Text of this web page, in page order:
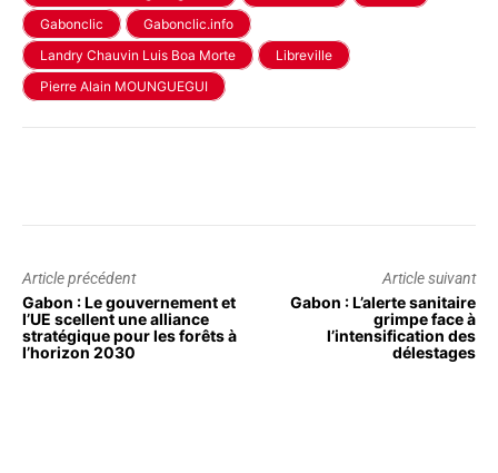
Gabonclic
Gabonclic.info
Landry Chauvin Luis Boa Morte
Libreville
Pierre Alain MOUNGUEGUI
Article précédent
Gabon : Le gouvernement et
l’UE scellent une alliance
stratégique pour les forêts à
l’horizon 2030
Article suivant
Gabon : L’alerte sanitaire
grimpe face à
l’intensification des
délestages